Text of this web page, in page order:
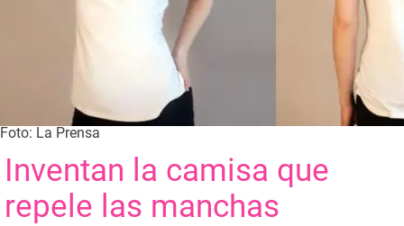
Foto: La Prensa
Inventan la camisa que
repele las manchas